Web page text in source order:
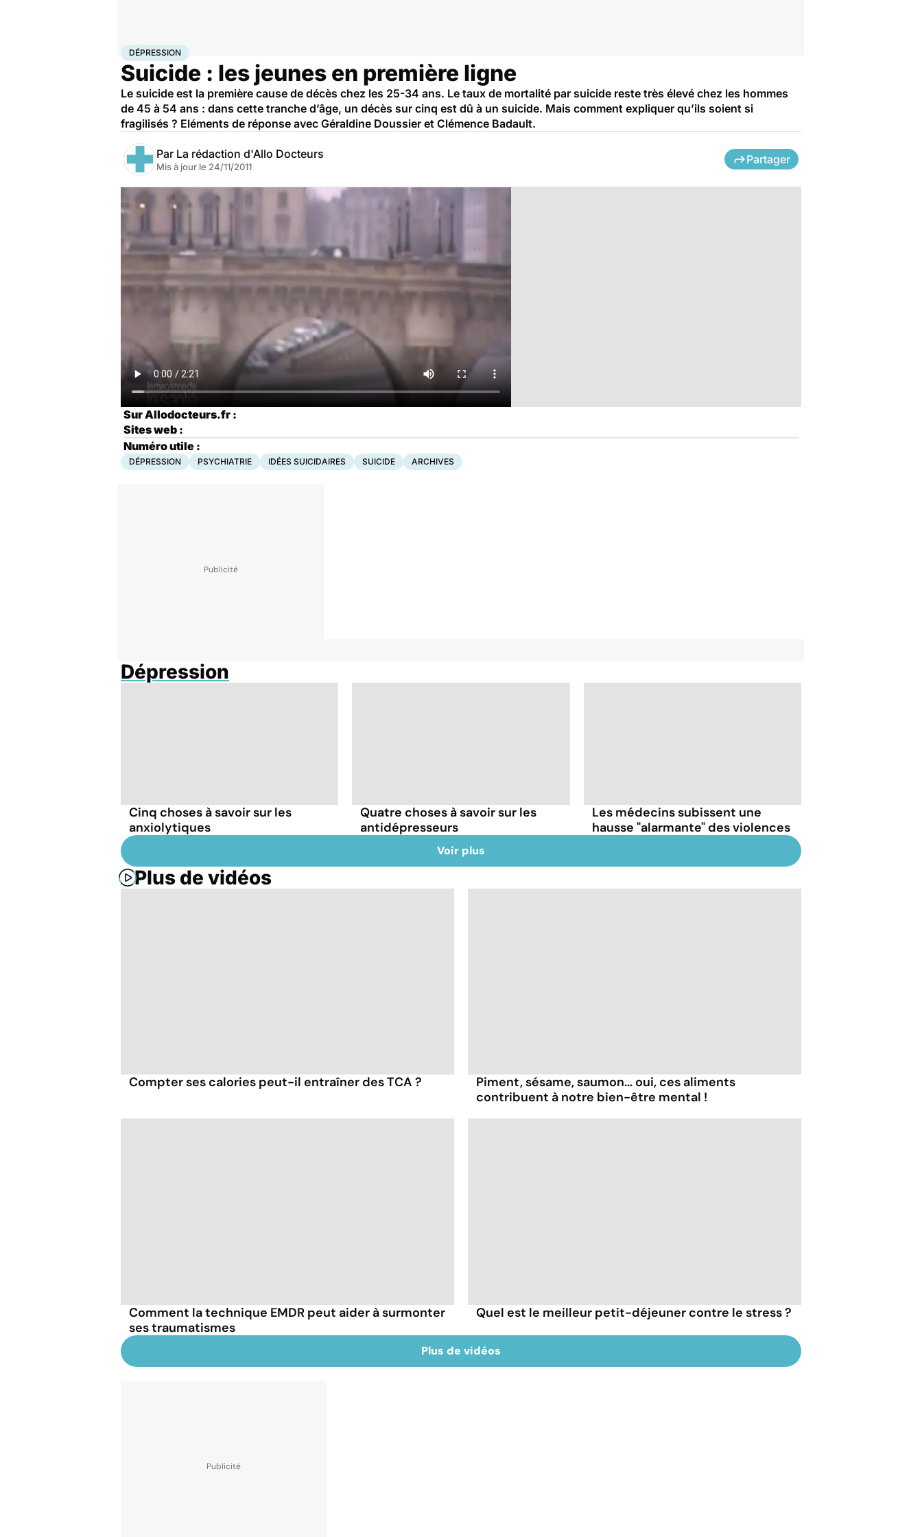
AccueilBien-être Psycho
DÉPRESSION
Suicide : les jeunes en première ligne
Le suicide est la première cause de décès chez les 25-34 ans. Le taux de mortalité par suicide reste très élevé chez les hommes
de 45 à 54 ans : dans cette tranche d’âge, un décès sur cinq est dû à un suicide. Mais comment expliquer qu’ils soient si
fragilisés ? Eléments de réponse avec Géraldine Doussier et Clémence Badault.
Par La rédaction d'Allo Docteurs
Mis à jour le 24/11/2011
Partager
Sur Allodocteurs.fr :
Sites web :
Numéro utile :
DÉPRESSION PSYCHIATRIE IDÉES SUICIDAIRES SUICIDE ARCHIVES
Dépression
Cinq choses à savoir sur les
anxiolytiques
Quatre choses à savoir sur les
antidépresseurs
Les médecins subissent une
hausse "alarmante" des violences
Voir plus
Plus de vidéos
Compter ses calories peut-il entraîner des TCA ?
Piment, sésame, saumon... oui, ces aliments
contribuent à notre bien-être mental !
Comment la technique EMDR peut aider à surmonter
ses traumatismes
Quel est le meilleur petit-déjeuner contre le stress ?
Plus de vidéos